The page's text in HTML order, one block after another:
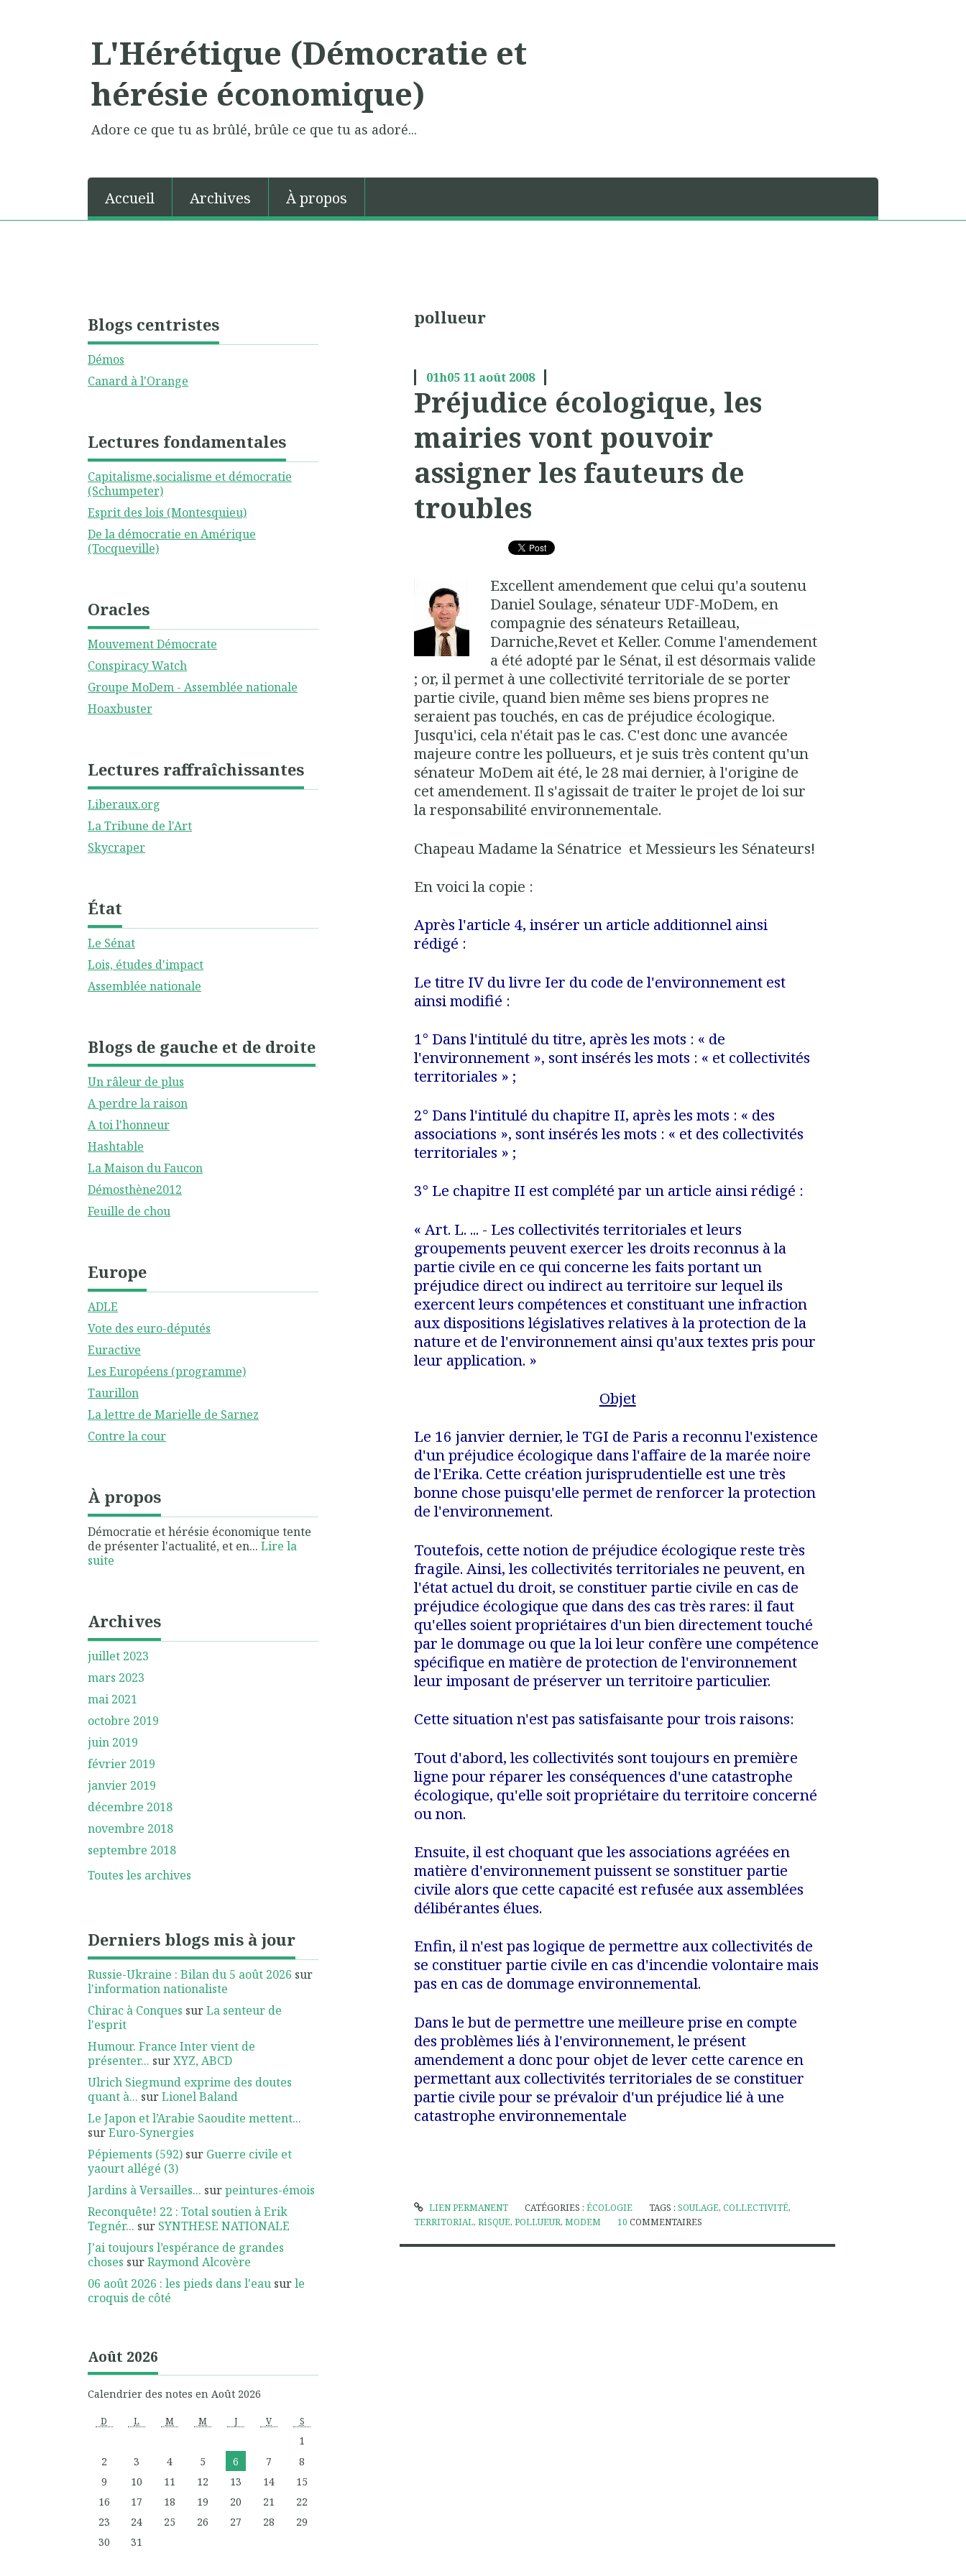
L'Hérétique (Démocratie et
hérésie économique)
Adore ce que tu as brûlé, brûle ce que tu as adoré...
Accueil Archives À propos
Blogs centristes
Démos
Canard à l'Orange
Lectures fondamentales
Capitalisme,socialisme et démocratie
(Schumpeter)
Esprit des lois (Montesquieu)
De la démocratie en Amérique
(Tocqueville)
Oracles
Mouvement Démocrate
Conspiracy Watch
Groupe MoDem - Assemblée nationale
Hoaxbuster
Lectures raffraîchissantes
Liberaux.org
La Tribune de l'Art
Skycraper
État
Le Sénat
Lois, études d'impact
Assemblée nationale
Blogs de gauche et de droite
Un râleur de plus
A perdre la raison
A toi l'honneur
Hashtable
La Maison du Faucon
Démosthène2012
Feuille de chou
Europe
ADLE
Vote des euro-députés
Euractive
Les Européens (programme)
Taurillon
La lettre de Marielle de Sarnez
Contre la cour
À propos
Démocratie et hérésie économique tente
de présenter l'actualité, et en... Lire la
suite
Archives
juillet 2023
mars 2023
mai 2021
octobre 2019
juin 2019
février 2019
janvier 2019
décembre 2018
novembre 2018
septembre 2018
Toutes les archives
Derniers blogs mis à jour
Russie-Ukraine : Bilan du 5 août 2026 sur
l'information nationaliste
Chirac à Conques surLa senteur de
l'esprit
Humour. France Inter vient de
présenter... surXYZ, ABCD
Ulrich Siegmund exprime des doutes
quant à... surLionel Baland
Le Japon et l’Arabie Saoudite mettent...
surEuro-Synergies
Pépiements (592) sur Guerre civile et
yaourt allégé (3)
Jardins à Versailles... surpeintures-émois
Reconquête! 22 : Total soutien à Erik
Tegnér... sur SYNTHESE NATIONALE
J’ai toujours l’espérance de grandes
choses surRaymond Alcovère
06 août 2026 : les pieds dans l'eau surle
croquis de côté
Août 2026
Calendrier des notes en Août 2026
D L M M J V S
1
2
3 4 5 6 7
8
9
10 11 12 13 14
15
16
17 18 19 20 21
22
23
24 25 26 27 28
29
30
31
pollueur
01h05 11 août 2008
Préjudice écologique, les
mairies vont pouvoir
assigner les fauteurs de
troubles
Excellent amendement que celui qu'a soutenu
Daniel Soulage, sénateurUDF-MoDem, en
compagnie des sénateurs Retailleau,
Darniche,Revet et Keller. Comme l'amendement
a été adopté par le Sénat, il est désormais valide
; or, il permet à une collectivité territoriale de se porter
partie civile, quand bien même ses biens propres ne
seraient pas touchés, en cas de préjudice écologique.
Jusqu'ici, cela n'était pas le cas. C'est donc une avancée
majeure contre les pollueurs, et je suis très content qu'un
sénateur MoDem ait été, le 28 mai dernier, à l'origine de
cet amendement. Il s'agissait de traiter le projet de loi sur
la responsabilité environnementale.
Chapeau Madame la Sénatrice et Messieurs les Sénateurs!
En voici la copie :
Après l'article 4, insérer un article additionnel ainsi
rédigé :
Le titre IV du livre Ier du code de l'environnement est
ainsi modifié :
1° Dans l'intitulé du titre, après les mots : « de
l'environnement », sont insérés les mots : « et collectivités
territoriales » ;
2° Dans l'intitulé du chapitre II, après les mots : « des
associations », sont insérés les mots : « et des collectivités
territoriales » ;
3° Le chapitre II est complété par un article ainsi rédigé :
« Art. L. ... - Les collectivités territoriales et leurs
groupements peuvent exercer les droits reconnus à la
partie civile en ce qui concerne les faits portant un
préjudice direct ou indirect au territoire sur lequel ils
exercent leurs compétences et constituant une infraction
aux dispositions législatives relatives à la protection de la
nature et de l'environnement ainsi qu'aux textes pris pour
leur application. »
Objet
Le 16 janvier dernier, le TGI de Paris a reconnu l'existence
d'un préjudice écologique dans l'affaire de la marée noire
de l'Erika. Cette création jurisprudentielle est une très
bonne chose puisqu'elle permet de renforcer la protection
de l'environnement.
Toutefois, cette notion de préjudice écologique reste très
fragile. Ainsi, les collectivités territoriales ne peuvent, en
l'état actuel du droit, se constituer partie civile en cas de
préjudice écologique que dans des cas très rares: il faut
qu'elles soient propriétaires d'un bien directement touché
par le dommage ou que la loi leur confère une compétence
spécifique en matière de protection de l'environnement
leur imposant de préserver un territoire particulier.
Cette situation n'est pas satisfaisante pour trois raisons:
Tout d'abord, les collectivités sont toujours en première
ligne pour réparer les conséquences d'une catastrophe
écologique, qu'elle soit propriétaire du territoire concerné
ou non.
Ensuite, il est choquant que les associations agréées en
matière d'environnement puissent se sonstituer partie
civile alors que cette capacité est refusée aux assemblées
délibérantes élues.
Enfin, il n'est pas logique de permettre aux collectivités de
se constituer partie civile en cas d'incendie volontaire mais
pas en cas de dommage environnemental.
Dans le but de permettre une meilleure prise en compte
des problèmes liés à l'environnement, le présent
amendement a donc pour objet de lever cette carence en
permettant aux collectivités territoriales de se constituer
partie civile pour se prévaloir d'un préjudice lié à une
catastrophe environnementale
LIEN PERMANENT CATÉGORIES : ÉCOLOGIE TAGS : SOULAGE, COLLECTIVITÉ,
TERRITORIAL,RISQUE,POLLUEUR,MODEM 10 COMMENTAIRES